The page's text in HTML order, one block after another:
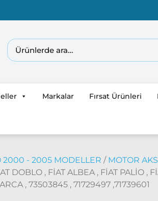
Markalar Fırsat Ürünleri
2000 - 2005 MODELLER / MOTOR
DOBLO , FİAT ALBEA , FİAT PALİO ,
, 73503845 , 71729497 ,71739601